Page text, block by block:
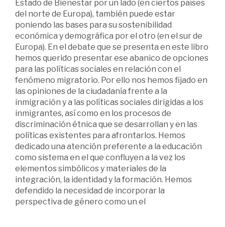
Estado de Bienestar por un lado (en ciertos países
del norte de Europa), también puede estar
poniendo las bases para su sostenibilidad
económica y demográfica por el otro (en el sur de
Europa). En el debate que se presenta en este libro
hemos querido presentar ese abanico de opciones
para las políticas sociales en relación con el
fenómeno migratorio. Por ello nos hemos fijado en
las opiniones de la ciudadanía frente a la
inmigración y a las políticas sociales dirigidas a los
inmigrantes, así como en los procesos de
discriminación étnica que se desarrollan y en las
políticas existentes para afrontarlos. Hemos
dedicado una atención preferente a la educación
como sistema en el que confluyen a la vez los
elementos simbólicos y materiales de la
integración, la identidad y la formación. Hemos
defendido la necesidad de incorporar la
perspectiva de género como un el